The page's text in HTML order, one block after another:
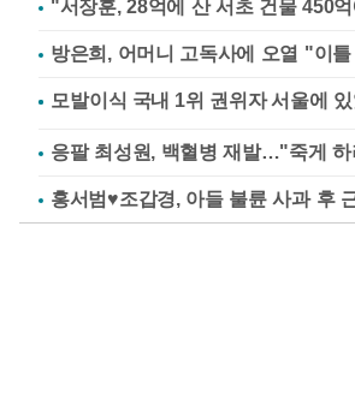
"서장훈, 28억에 산 서초 건물 450
방은희, 어머니 고독사에 오열 "이
응팔 최성원, 백혈병 재발…"죽게
홍서범♥조갑경, 아들 불륜 사과 후